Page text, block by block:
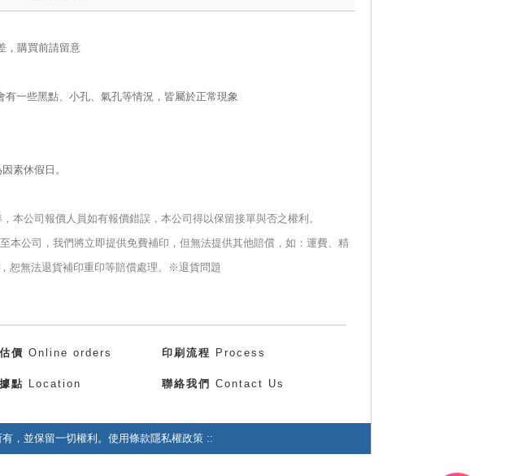
，購買前請留意
一些黑點、小孔、氣孔等情況，皆屬於正常現象
素休假日。
本公司報價人員如有報價錯誤，本公司得以保留接單與否之權利。
本公司，我們將立即提供免費補印，但無法提供其他賠償，如：運費、精
恕無法退貨補印重印等賠償處理。※退貨問題
價 Online orders 印刷流程 Process
點 Location 聯絡我們 Contact Us
，並保留一切權利。使用條款隱私權政策 ::